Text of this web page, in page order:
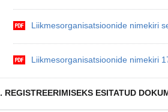
Liikmesorganisatsioonide nimekiri
Liikmesorganisatsioonide nimekiri
REGISTREERIMISEKS ESITATUD